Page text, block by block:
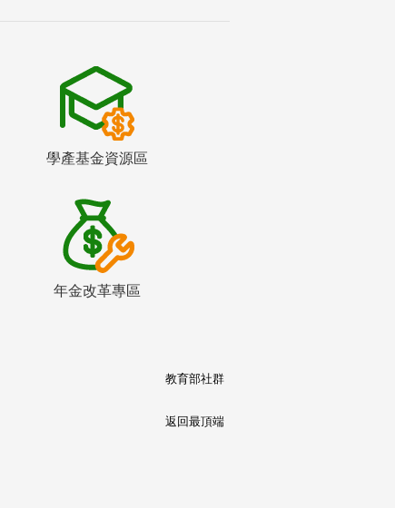
學產基金資源區
年金改革專區
教育部社群
返回最頂端